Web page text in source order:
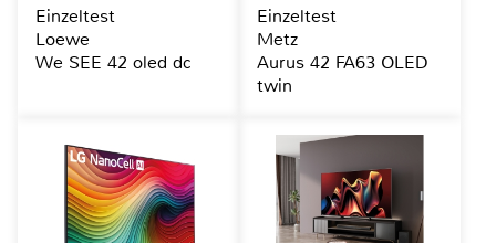
Einzeltest
Loewe
We SEE 42 oled dc
Einzeltest
Metz
Aurus 42 FA63 OLED
twin